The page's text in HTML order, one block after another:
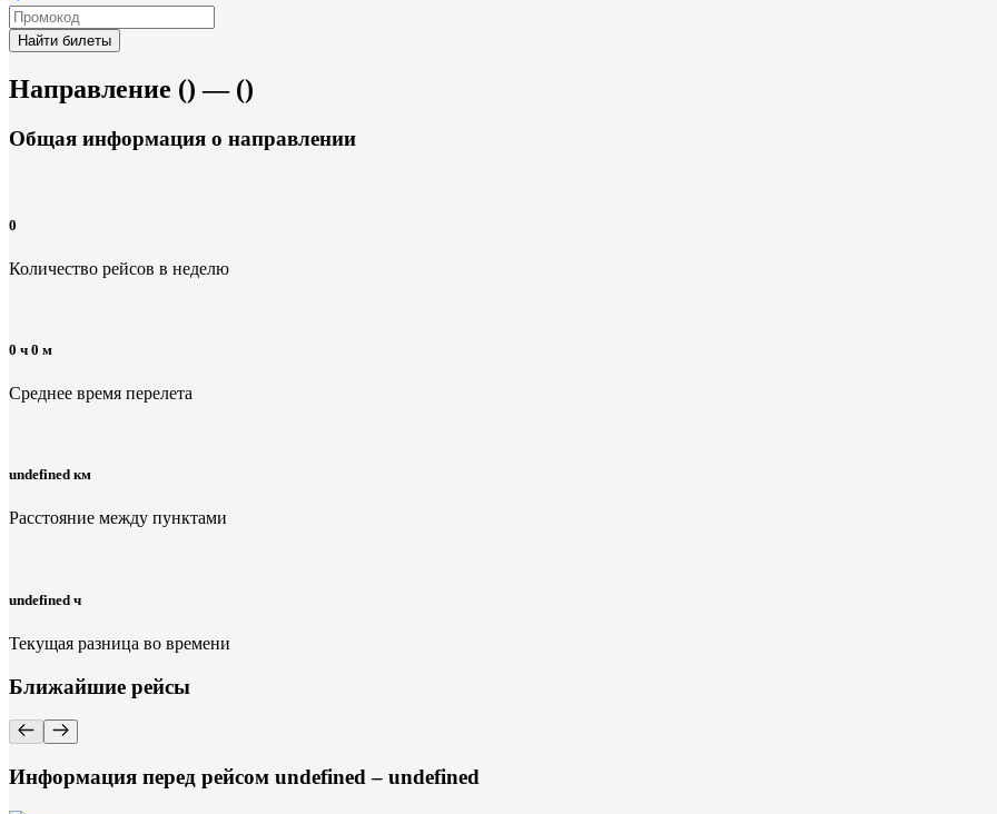
Найти билеты
Направление () — ()
Общая информация о направлении
0
Количество рейсов в неделю
0 ч 0 м
Среднее время перелета
undefined км
Расстояние между пунктами
undefined ч
Текущая разница во времени
Ближайшие рейсы
Информация перед рейсом undefined – undefined